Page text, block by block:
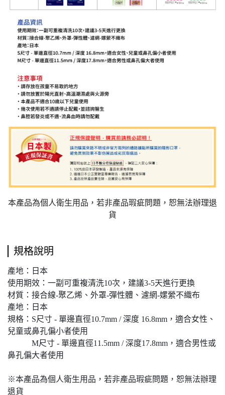
本產品為個人衛生用品，若非產品瑕疵問題，恕無法辦理退
貨
規格說明
產地：日本
使用期效：一副可重複清洗10次，建議3-5天進行更換
材質：接合線-聚乙烯、外罩-彈性體、濾網-嫘縈不織布
產地：日本
規格：S尺寸 - 單邊直徑10.7mm / 深度 16.8mm，適合女性、
兒童或鼻孔偏小者使用
M尺寸 - 單邊直徑11.5mm / 深度17.8mm，適合男性或
鼻孔偏大者使用
※本產品為個人衛生用品，若非產品瑕疵問題，恕無法辦理
退貨